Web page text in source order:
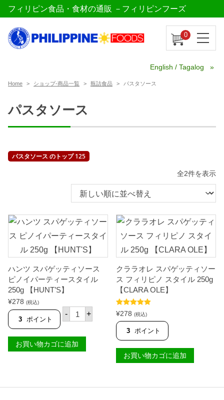
フィリピン食品・食材の通販 －フィリピンフーズ
0
English / Tagalog
Home ショップ-商品一覧 瓶詰食品 パスタソース
パスタソース
パスタソース のトップ 125
全2件を表示新
し
ハンツ スパゲッティソース
ピノイパーティースタイル
250g 【HUNT’S】
¥278 (税込)
3 ポイント
- ハ
ン
パ
ゲ
ー
+
お買い物カゴに追加
クララオレ スパゲッティソー
ス フィリピノ スタイル 250g
【CLARA OLE】
5段階中5.00
の評価
¥278 (税込)
3 ポイント
お買い物カゴに追加